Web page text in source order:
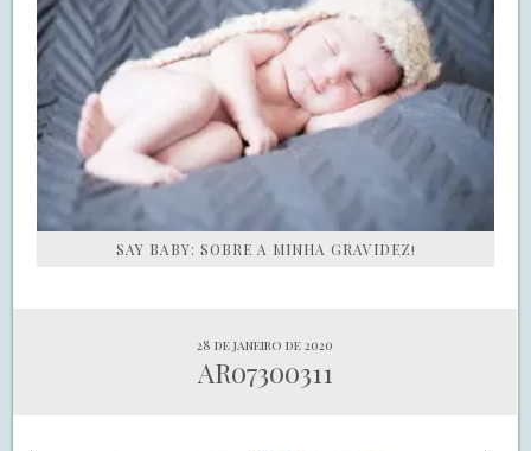
SAY BABY: SOBRE A MINHA GRAVIDEZ!
28 de janeiro de 2020
AR07300311